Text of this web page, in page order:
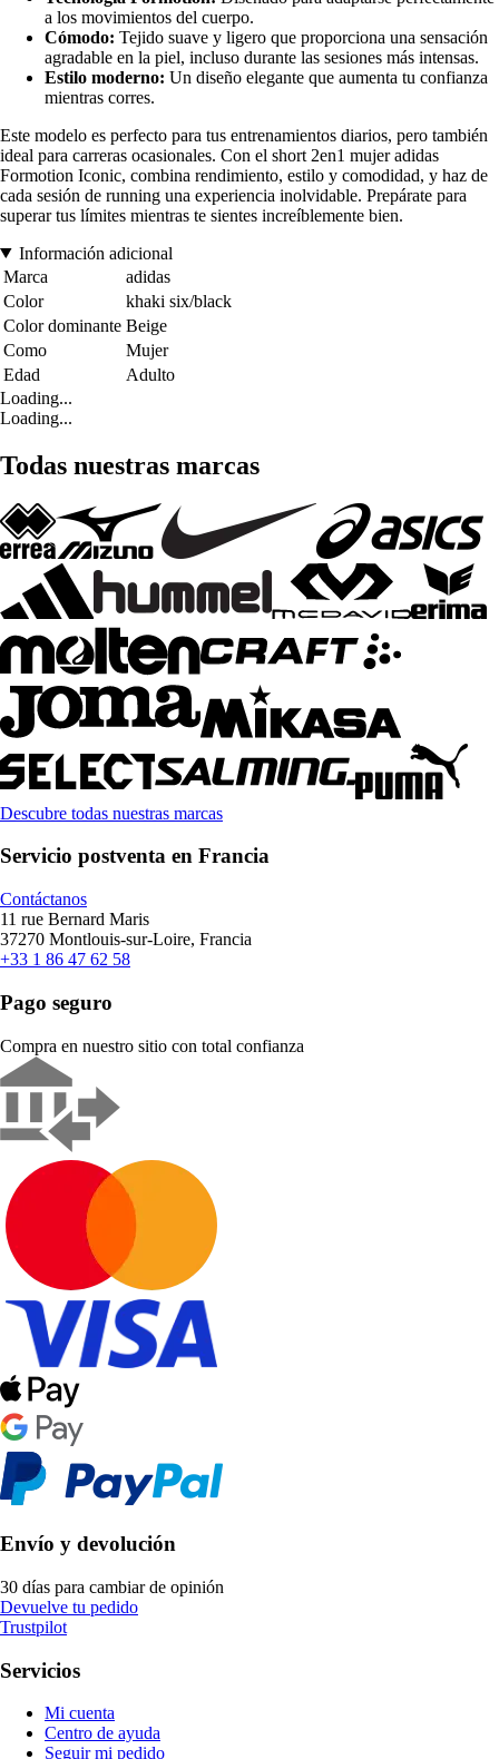
a los movimientos del cuerpo.
Cómodo: Tejido suave y ligero que proporciona una sensación
agradable en la piel, incluso durante las sesiones más intensas.
Estilo moderno: Un diseño elegante que aumenta tu confianza
mientras corres.
Este modelo es perfecto para tus entrenamientos diarios, pero también
ideal para carreras ocasionales. Con el short 2en1 mujer adidas
Formotion Iconic, combina rendimiento, estilo y comodidad, y haz de
cada sesión de running una experiencia inolvidable. Prepárate para
superar tus límites mientras te sientes increíblemente bien.
Información adicional
Marca
adidas
Color
khaki six/black
Color dominante Beige
Como
Mujer
Edad
Adulto
Loading...
Loading...
Todas nuestras marcas
Descubre todas nuestras marcas
Servicio postventa en Francia
Contáctanos
11 rue Bernard Maris
37270 Montlouis-sur-Loire, Francia
+33 1 86 47 62 58
Pago seguro
Compra en nuestro sitio con total confianza
Envío y devolución
30 días para cambiar de opinión
Devuelve tu pedido
Trustpilot
Servicios
Mi cuenta
Centro de ayuda
Seguir mi pedido